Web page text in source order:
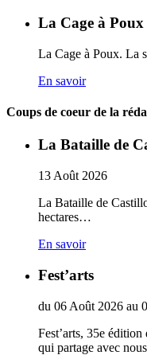
La Cage à Poux
La Cage à Poux. La
En savoir
Coups de coeur de la
La Bataille de
13 Août 2026
La Bataille de
hectares…
En savoir
Fest’arts
du 06 Août 2026 au
Fest’arts, 35e
qui partage avec